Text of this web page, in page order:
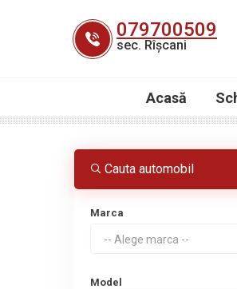
079700509
sec. Rîșcani
Acasă
Cauta automobil
Marca
-- Alege marca --
Model